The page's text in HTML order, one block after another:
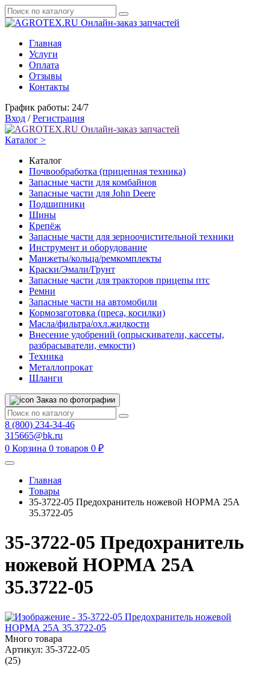
Онлайн-заказ запчастей
Главная
Услуги
Оплата
Отзывы
Контакты
График работы: 24/7
Вход / Регистрация
Онлайн-заказ запчастей
Каталог >
Каталог
Почвообработка (прицепная техника)
Запасные части для комбайнов
Запасные части для John Deere
Подшипники
Шины
Крепёж
Запасные части для зерноочистительной техники
Инструмент и оборудование
Манжеты/кольца/ремкомплекты
Краски/Эмали/Грунт
Запасные части для тракторов прицепы птс
Ремни
Запасные части на автомобили
Кормозаготовка (преса, косилки)
Масла/фильтра/охл.жидкости
Внесение удобрений (опрыскиватели, кассеты,
разбрасыватели, емкости)
Техника
Металлопрокат
Шланги
Заказ по фотографии
8 (800) 234-34-46
315665@bk.ru
0 Корзина 0 товаров 0 ₽
Главная
Товары
35-3722-05 Предохранитель ножевой НОРМА 25А
35.3722-05
35-3722-05 Предохранитель
ножевой НОРМА 25А
35.3722-05
Много товара
Артикул: 35-3722-05
(25)